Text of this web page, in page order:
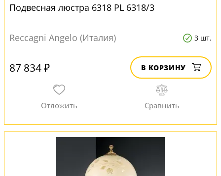
Подвесная люстра 6318 PL 6318/3
Reccagni Angelo (Италия) 3 шт.
87 834 ₽ В КОРЗИНУ